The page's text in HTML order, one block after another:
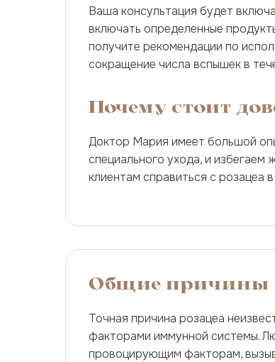
Ваша консультация будет
включать определенные
получите рекомендации по
сокращение числа вспышек в
Почему стоит
Доктор Мария имеет большой
специального ухода, и
клиентам справиться с розацеа
Общие причины
Точная причина розацеа
факторами иммунной системы.
провоцирующим факторам,